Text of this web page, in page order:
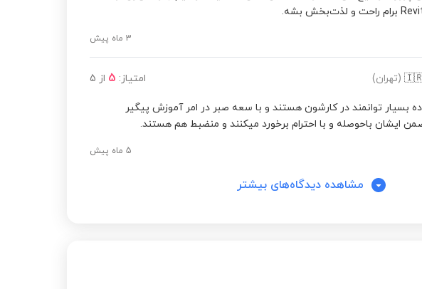
3 ماه پیش
(تهران) امتیاز: 5 از 5
بسیار توانمند در کارشون هستند و با سعه صبر در امر آموزش پیگیر
ایشان باحوصله و با احترام برخورد میکنند و منضبط هم هستند.
5 ماه پیش
مشاهده دیدگاه‌های بیشتر